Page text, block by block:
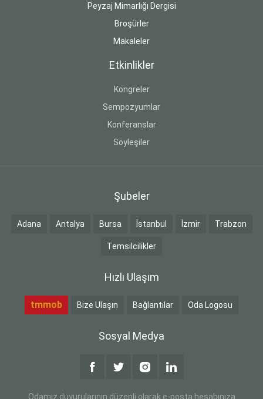
Peyzaj Mimarlığı Dergisi
Broşürler
Makaleler
Etkinlikler
Kongreler
Sempozyumlar
Konferanslar
Söyleşiler
Şubeler
Adana Antalya Bursa İstanbul İzmir Trabzon
Temsilcilikler
Hızlı Ulaşım
tmmob Bize Ulaşın Bağlantılar Oda Logosu
Sosyal Medya
Odamız duyurularının düzenli olarak e-posta hesabınıza